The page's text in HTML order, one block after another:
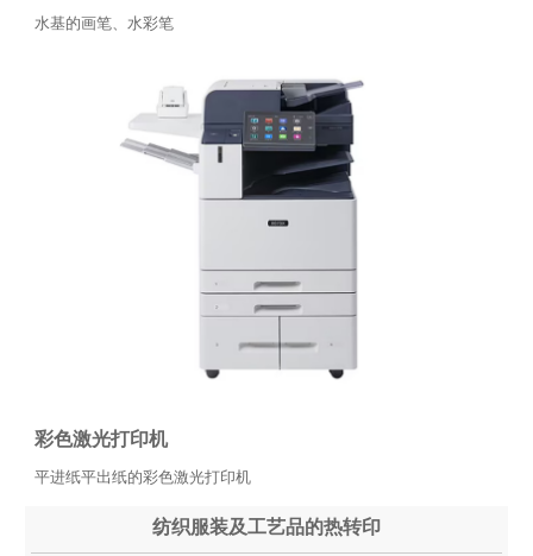
水基的画笔、水彩笔
彩色激光打印机
平进纸平出纸的彩色激光打印机
纺织服装及工艺品的热转印